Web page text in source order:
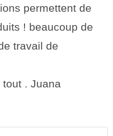
permettent de
! beaucoup de
travail de
tout . Juana